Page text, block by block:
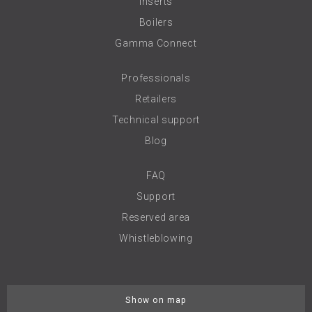
Boilers
Gamma Connect
Professionals
Retailers
Technical support
Blog
FAQ
Support
Reserved area
Whistleblowing
Show on map